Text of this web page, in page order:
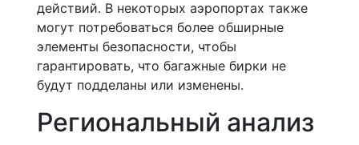
действий. В некоторых аэропортах также
могут потребоваться более обширные
элементы безопасности, чтобы
гарантировать, что багажные бирки не
будут подделаны или изменены.
Региональный анализ